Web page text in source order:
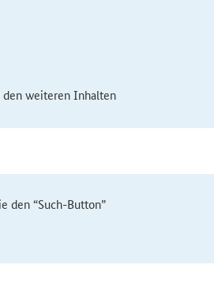
weiteren Inhalten
den “Such-Button”